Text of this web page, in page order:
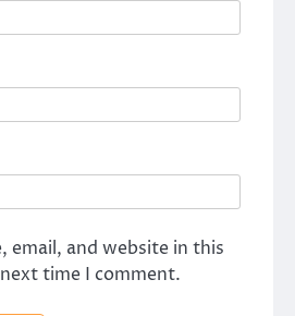
email, and website in this
time I comment.